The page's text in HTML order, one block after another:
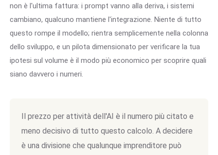
non è l'ultima fattura: i prompt vanno alla deriva, i sistemi
cambiano, qualcuno mantiene l'integrazione. Niente di tutto
questo rompe il modello; rientra semplicemente nella colonna
dello sviluppo, e un pilota dimensionato per verificare la tua
ipotesi sul volume è il modo più economico per scoprire quali
siano davvero i numeri.
Il prezzo per attività dell'AI è il numero più citato e
meno decisivo di tutto questo calcolo. A decidere
è una divisione che qualunque imprenditore può